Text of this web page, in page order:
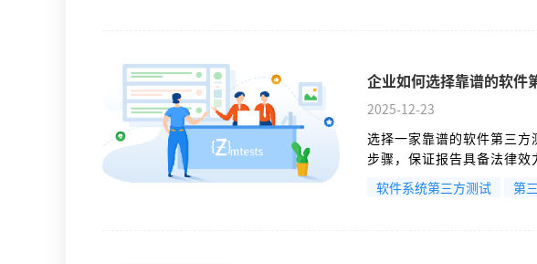
企业如何选择靠谱的软件
2025-12-23
选择一家靠谱的软件第三
步骤，保证报告具备法律
计量认证（CMA）是国家
件产品退税等场景，必须
软件系统第三方测试 第